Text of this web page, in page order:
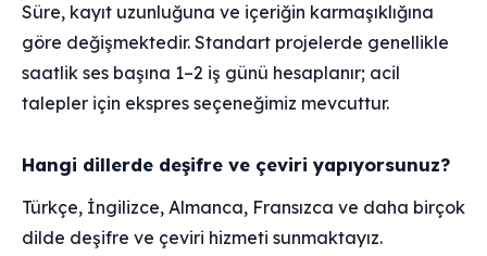
Süre, kayıt uzunluğuna ve içeriğin karmaşıklığına
göre değişmektedir. Standart projelerde genellikle
saatlik ses başına 1–2 iş günü hesaplanır; acil
talepler için ekspres seçeneğimiz mevcuttur.
Hangi dillerde deşifre ve çeviri yapıyorsunuz?
Türkçe, İngilizce, Almanca, Fransızca ve daha birçok
dilde deşifre ve çeviri hizmeti sunmaktayız.